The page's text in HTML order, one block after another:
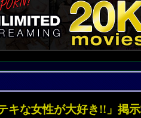
テキな女性が大好き!!」